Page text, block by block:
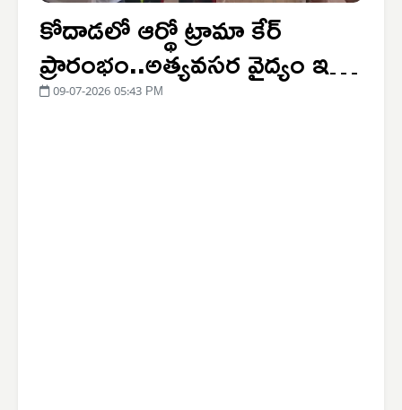
కోదాడలో ఆర్థో ట్రామా కేర్
ప్రారంభం..అత్యవసర వైద్యం ఇక
మరింత చేరువ
09-07-2026 05:43 PM